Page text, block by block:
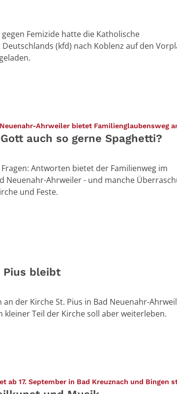
Femizide hatte die Katholische
(kfd) nach Koblenz auf den
Ahrweiler bietet Familienglaubensweg
auch so gerne Spaghetti?
Antworten bietet der Familienweg im
Neuenahr-Ahrweiler - und manche
und Feste.
Pius bleibt
an der Kirche St. Pius in Bad Neuenahr-
kleiner Teil der Kirche soll aber weiterleben.
ab 17. September in Bad Kreuznach und Bingen